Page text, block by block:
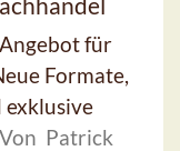
für
Formate,
Von Patrick